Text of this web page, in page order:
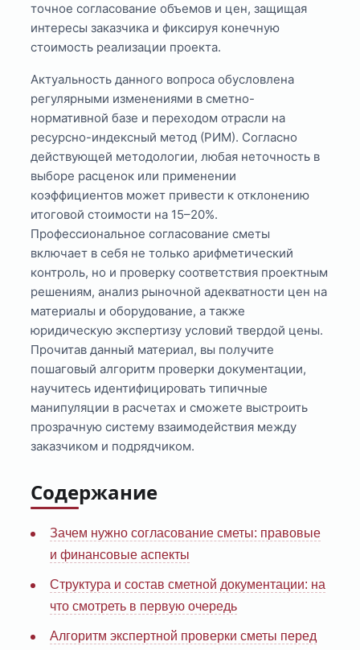
точное согласование объемов и цен, защищая
интересы заказчика и фиксируя конечную
стоимость реализации проекта.
Актуальность данного вопроса обусловлена
регулярными изменениями в сметно-
нормативной базе и переходом отрасли на
ресурсно-индексный метод (РИМ). Согласно
действующей методологии, любая неточность в
выборе расценок или применении
коэффициентов может привести к отклонению
итоговой стоимости на 15–20%.
Профессиональное согласование сметы
включает в себя не только арифметический
контроль, но и проверку соответствия проектным
решениям, анализ рыночной адекватности цен на
материалы и оборудование, а также
юридическую экспертизу условий твердой цены.
Прочитав данный материал, вы получите
пошаговый алгоритм проверки документации,
научитесь идентифицировать типичные
манипуляции в расчетах и сможете выстроить
прозрачную систему взаимодействия между
заказчиком и подрядчиком.
Содержание
Зачем нужно согласование сметы: правовые
и финансовые аспекты
Структура и состав сметной документации: на
что смотреть в первую очередь
Алгоритм экспертной проверки сметы перед